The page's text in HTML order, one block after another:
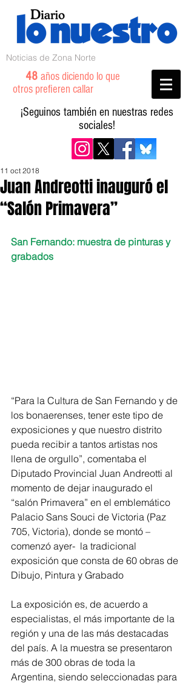
Noticias de Zona Norte
48 años diciendo lo que
otros prefieren callar
¡Seguinos también en nuestras redes
sociales!
Juan Andreotti inauguró el
“Salón Primavera”
11 oct 2018
San Fernando: muestra de pinturas y
grabados
“Para la Cultura de San Fernando y de
los bonaerenses, tener este tipo de
exposiciones y que nuestro distrito
pueda recibir a tantos artistas nos
llena de orgullo”, comentaba el
Diputado Provincial Juan Andreotti al
momento de dejar inaugurado el
“salón Primavera” en el emblemático
Palacio Sans Souci de Victoria (Paz
705, Victoria), donde se montó –
comenzó ayer-  la tradicional
exposición que consta de 60 obras de
Dibujo, Pintura y Grabado
La exposición es, de acuerdo a
especialistas, el más importante de la
región y una de las más destacadas
del país. A la muestra se presentaron
más de 300 obras de toda la
Argentina, siendo seleccionadas para